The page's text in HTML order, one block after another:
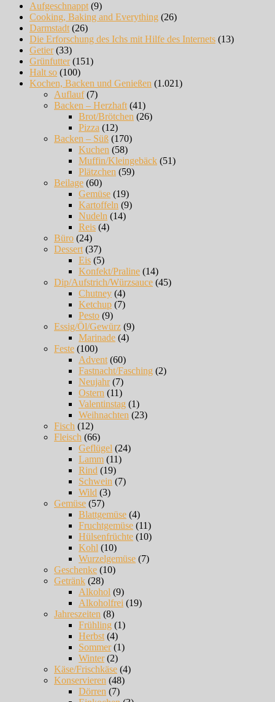
Aufgeschnappt(9)
Cooking, Baking and Everything (26)
Darmstadt(26)
Die Erforschung des Ichs mit Hilfe des Internets (13)
Getier(33)
Grünfutter(151)
Halt so (100)
Kochen, Backen und Genießen (1.021)
Auflauf(7)
Backen – Herzhaft(41)
Brot/Brötchen (26)
Pizza (12)
Backen – Süß (170)
Kuchen (58)
Muffin/Kleingebäck (51)
Plätzchen (59)
Beilage (60)
Gemüse (19)
Kartoffeln (9)
Nudeln (14)
Reis (4)
Büro (24)
Dessert(37)
Eis (5)
Konfekt/Praline (14)
Dip/Aufstrich/Würzsauce (45)
Chutney (4)
Ketchup (7)
Pesto (9)
Essig/Öl/Gewürz (9)
Marinade (4)
Feste (100)
Advent(60)
Fastnacht/Fasching (2)
Neujahr(7)
Ostern (11)
Valentinstag (1)
Weihnachten (23)
Fisch (12)
Fleisch (66)
Geflügel (24)
Lamm (11)
Rind (19)
Schwein (7)
Wild (3)
Gemüse (57)
Blattgemüse (4)
Fruchtgemüse (11)
Hülsenfrüchte (10)
Kohl (10)
Wurzelgemüse (7)
Geschenke (10)
Getränk (28)
Alkohol (9)
Alkoholfrei (19)
Jahreszeiten (8)
Frühling (1)
Herbst(4)
Sommer(1)
Winter(2)
Käse/Frischkäse (4)
Konservieren (48)
Dörren (7)